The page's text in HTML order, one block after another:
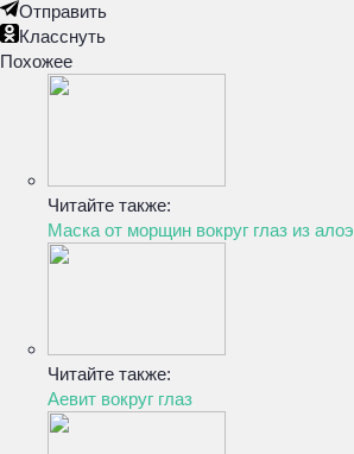
Отправить
Класснуть
Похожее
Читайте также:
Маска от морщин вокруг глаз из алоэ
Читайте также:
Аевит вокруг глаз